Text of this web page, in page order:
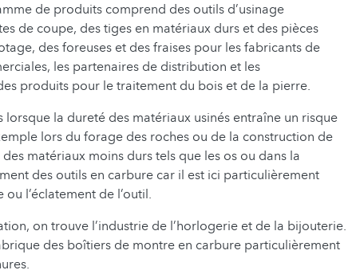
de produits comprend des outils d’usinage
de coupe, des tiges en matériaux durs et des pièces
des foreuses et des fraises pour les fabricants de
les partenaires de distribution et les
produits pour le traitement du bois et de la pierre.
la dureté des matériaux usinés entraîne un risque
lors du forage des roches ou de la construction de
matériaux moins durs tels que les os ou dans la
des outils en carbure car il est ici particulièrement
l’éclatement de l’outil.
on trouve l’industrie de l’horlogerie et de la bijouterie.
des boîtiers de montre en carbure particulièrement